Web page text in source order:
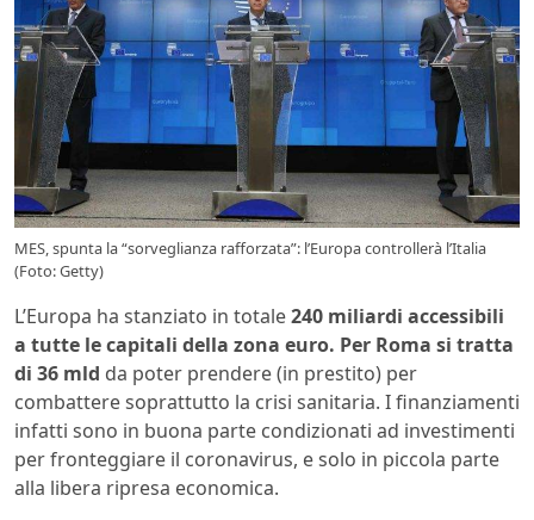
MES, spunta la “sorveglianza rafforzata”: l’Europa controllerà l’Italia
(Foto: Getty)
L’Europa ha stanziato in totale240 miliardi accessibili
a tutte le capitali della zona euro. Per Roma si tratta
di 36 mld da poter prendere (in prestito) per
combattere soprattutto la crisi sanitaria. I finanziamenti
infatti sono in buona parte condizionati ad investimenti
per fronteggiare il coronavirus, e solo in piccola parte
alla libera ripresa economica.